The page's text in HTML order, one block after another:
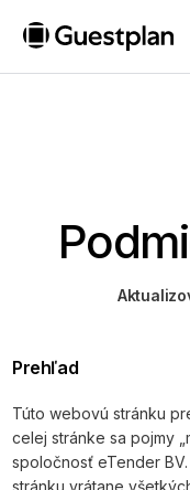
Prehľad
Túto webovú stránku
celej stránke sa pojmy
spoločnosť eTender